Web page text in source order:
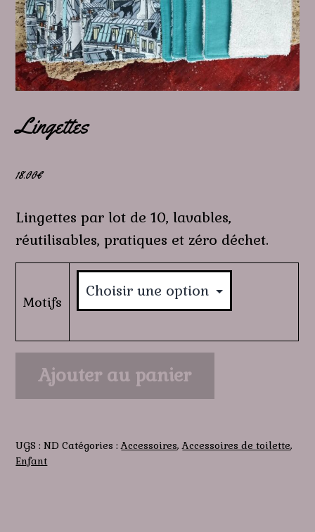
Lingettes
18.00€
Lingettes par lot de 10, lavables,
réutilisables, pratiques et zéro déchet.
Motifs
Lingettes
Ajouter au panier
UGS :ND Catégories :Accessoires,Accessoires de toilette,
Enfant